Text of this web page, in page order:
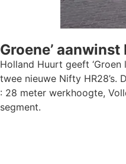
Groene’
Holland Huurt geeft
twee nieuwe Nifty HR28’s.
: 28 meter werkhoogte,
segment.